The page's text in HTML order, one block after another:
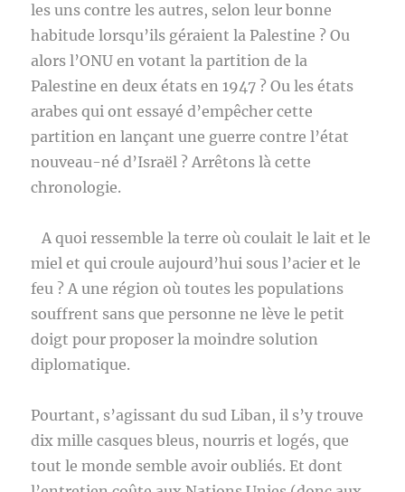
les uns contre les autres, selon leur bonne
habitude lorsqu’ils géraient la Palestine ? Ou
alors l’ONU en votant la partition de la
Palestine en deux états en 1947 ? Ou les états
arabes qui ont essayé d’empêcher cette
partition en lançant une guerre contre l’état
nouveau-né d’Israël ? Arrêtons là cette
chronologie.
A quoi ressemble la terre où coulait le lait et le
miel et qui croule aujourd’hui sous l’acier et le
feu ? A une région où toutes les populations
souffrent sans que personne ne lève le petit
doigt pour proposer la moindre solution
diplomatique.
Pourtant, s’agissant du sud Liban, il s’y trouve
dix mille casques bleus, nourris et logés, que
tout le monde semble avoir oubliés. Et dont